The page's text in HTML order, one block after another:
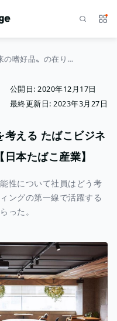
サ
〝未来の嗜好品〟の在り方を考える たばこビジネスで私たちに今できること【日本たばこ産業】
公開日: 2020年12月17日
最終更新日: 2023年3月27日
考える たばこビジネ
本たばこ産業】
性について社員はどう考
ングの第一線で活躍する
った。